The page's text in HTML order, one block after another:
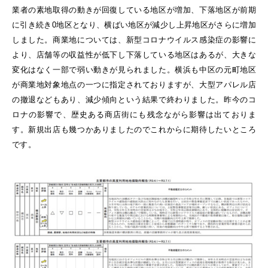
業者の素地取得の動きが回復している地区が増加、下落地区が前期
に引き続き0地区となり、横ばい地区が減少し上昇地区がさらに増加
しました。商業地については、新型コロナウイルス感染症の影響に
より、店舗等の収益性が低下し下落している地区はあるが、大きな
変化はなく一部で弱い動きが見られました。横浜も中区の元町地区
が商業地対象地点の一つに指定されておりますが、大型アパレル店
の撤退などもあり、減少傾向という結果で終わりました。昨今のコ
ロナの影響で、歴史ある商店街にも残念ながら影響は出ておりま
す。新規出店も幾つかありましたのでこれからに期待したいところ
です。